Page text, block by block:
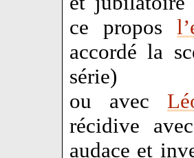
ce propos
accordé la
série)
ou avec
récidive
audace et